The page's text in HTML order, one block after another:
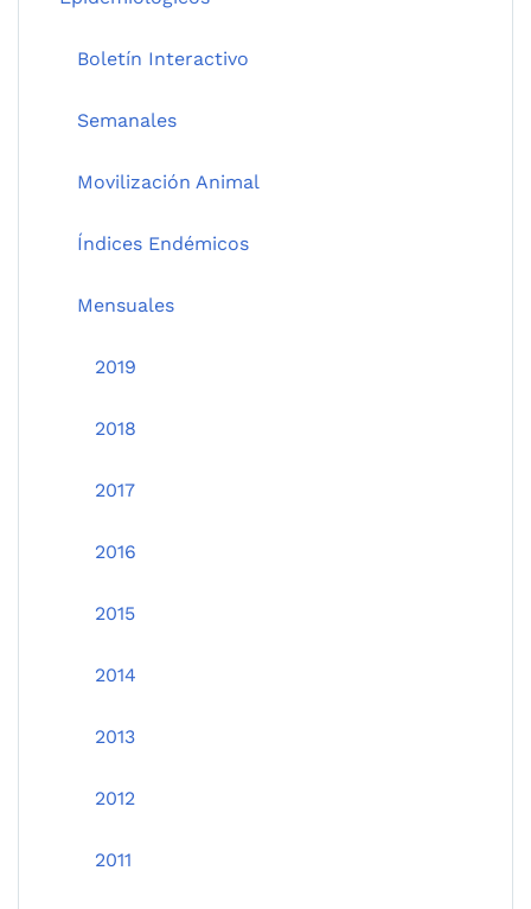
Boletín Interactivo
Semanales
Movilización Animal
Índices Endémicos
Mensuales
2019
2018
2017
2016
2015
2014
2013
2012
2011